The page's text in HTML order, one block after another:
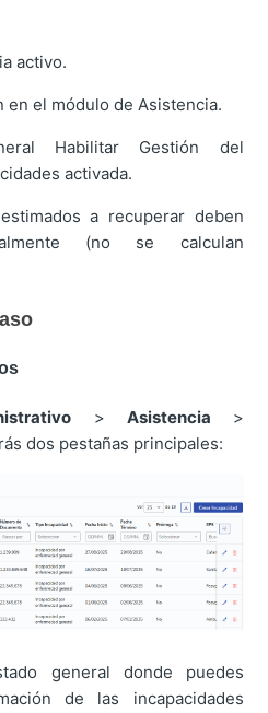
activo.
en el módulo de Asistencia.
Habilitar Gestión del
activada.
a recuperar deben
(no se calculan
> Asistencia >
dos pestañas principales:
general donde puedes
de las incapacidades